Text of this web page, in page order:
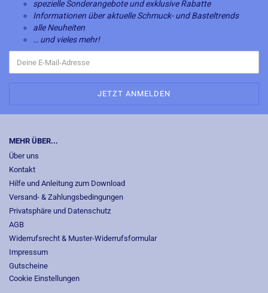
spezielle Sonderangebote und exklusive Rabatte
Informationen über aktuelle Schmuck- und Basteltrends
alle Neuheiten
… und vieles mehr!
MEHR ÜBER...
Über uns
Kontakt
Hilfe und Anleitung zum Download
Versand- & Zahlungsbedingungen
Privatsphäre und Datenschutz
AGB
Widerrufsrecht & Muster-Widerrufsformular
Impressum
Gutscheine
Cookie Einstellungen